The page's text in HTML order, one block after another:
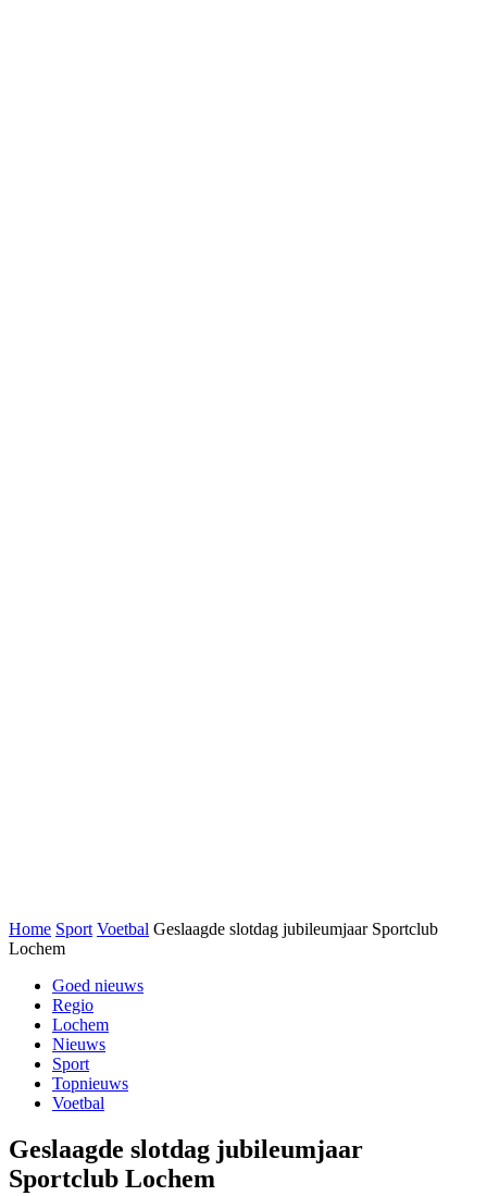
Home Sport Voetbal Geslaagde slotdag jubileumjaar Sportclub
Lochem
Goed nieuws
Regio
Lochem
Nieuws
Sport
Topnieuws
Voetbal
Geslaagde slotdag jubileumjaar
Sportclub Lochem